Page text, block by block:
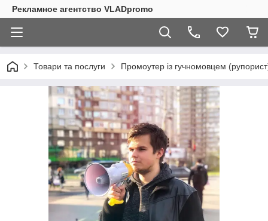
Рекламное агентство VLADpromo
Товари та послуги Промоутер із гучномовцем